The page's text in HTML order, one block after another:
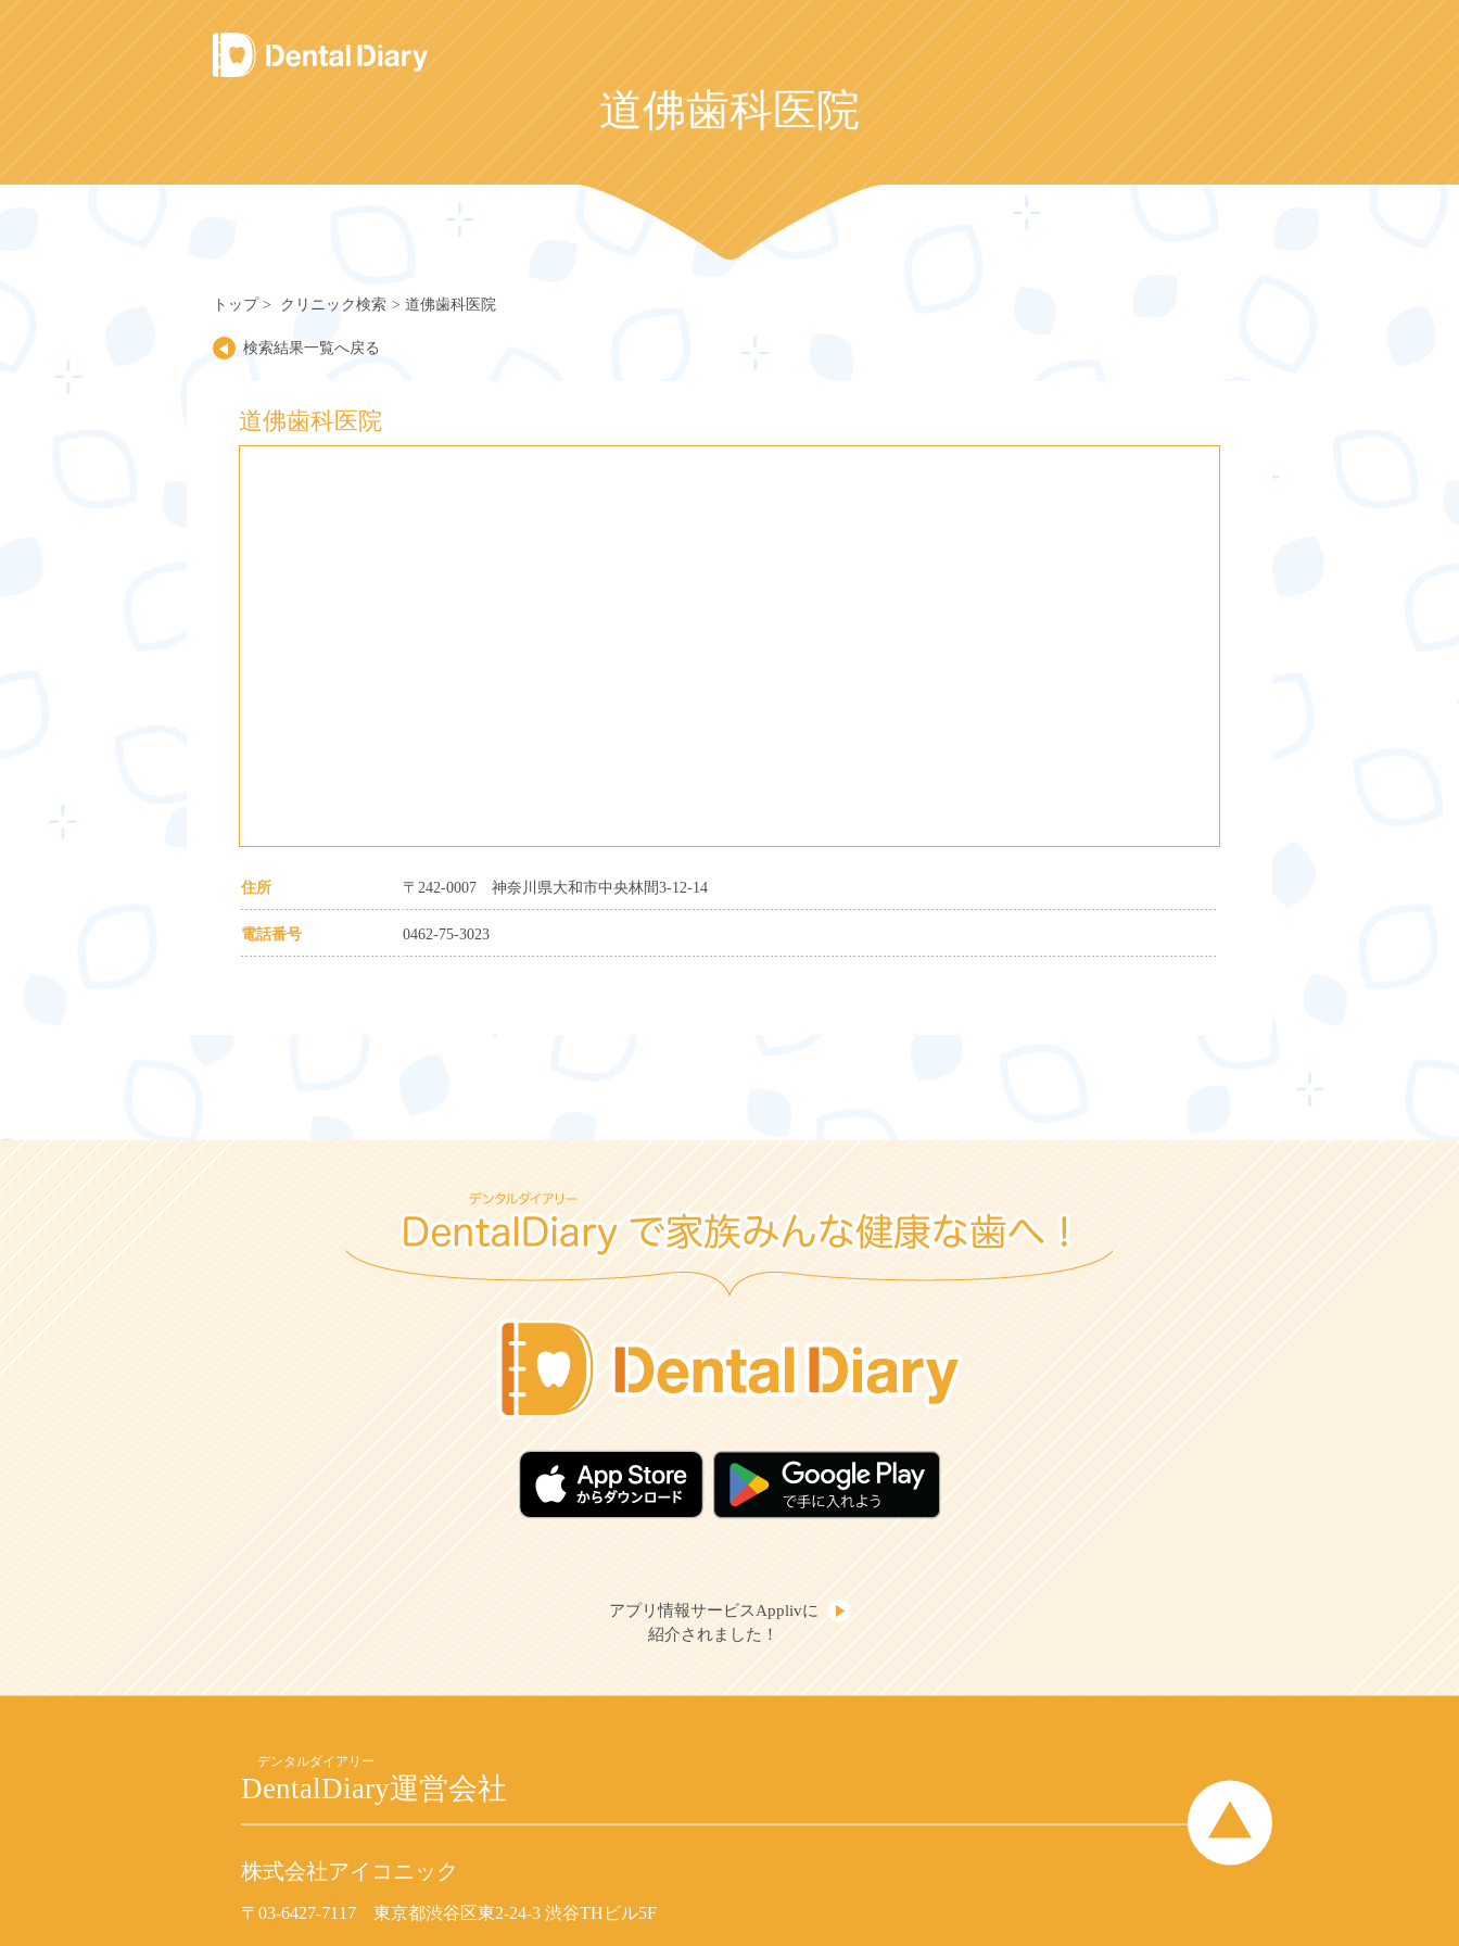
Skip
to
content
道佛歯科医院
トップ クリニック検索 道佛歯科医院
検索結果一覧へ戻る
道佛歯科医院
住所 〒242-0007 神奈川県大和市中央林間3-12-14
電話番号 0462-75-3023
アプリ情報サービスApplivに
紹介されました！
DentalDiary運営会社
株式会社アイコニック
〒03-6427-7117 東京都渋谷区東2-24-3 渋谷THビル5F